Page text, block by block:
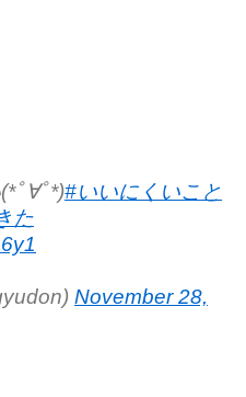
ﾟ∀ﾟ*)#いいにくいこと
た
November 28,